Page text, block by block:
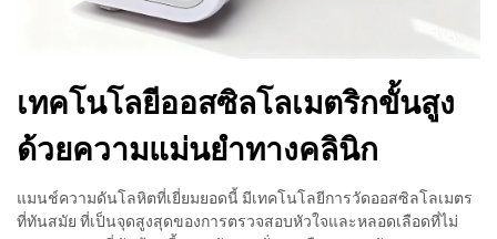
เทคโนโลยีออสซิลโลเมตริกขั้นสูง
ด้วยความแม่นยำทางคลินิก
แมนช์ความดันโลหิตที่เยี่ยมยอดนี้ มีเทคโนโลยีการวัดออสซิลโลเมตร
ที่ทันสมัย ที่เป็นจุดสูงสุดของการตรวจสอบหัวใจและหลอดเลือดที่ไม่